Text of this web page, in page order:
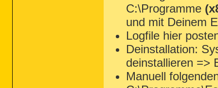
C:\Programme
und mit Deinem
Logfile hier
Deinstallation:
deinstallieren =>
Manuell